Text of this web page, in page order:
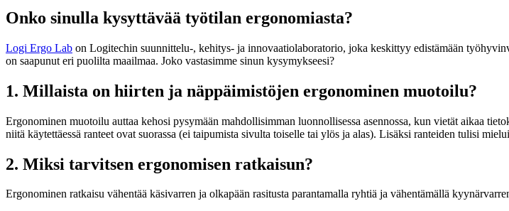
Onko sinulla kysyttävää työtilan ergonomiasta?
Logi Ergo Lab on Logitechin suunnittelu-, kehitys- ja innovaatiolaboratorio, joka keskittyy edistämään
on saapunut eri puolilta maailmaa. Joko vastasimme sinun kysymykseesi?
1. Millaista on hiirten ja näppäimistöjen ergonominen muotoilu?
Ergonominen muotoilu auttaa kehosi pysymään mahdollisimman luonnollisessa asennossa, kun vietät aikaa
niitä käytettäessä ranteet ovat suorassa (ei taipumista sivulta toiselle tai ylös ja alas). Lisäksi ranteiden tulisi
2. Miksi tarvitsen ergonomisen ratkaisun?
Ergonominen ratkaisu vähentää käsivarren ja olkapään rasitusta parantamalla ryhtiä ja vähentämällä